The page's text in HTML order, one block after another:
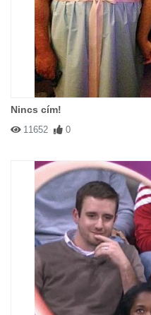
Nincs cím!
11652 0